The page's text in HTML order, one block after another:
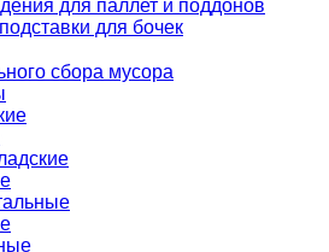
для паллет и поддонов
для бочек
сбора мусора